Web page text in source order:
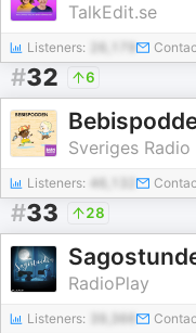
TalkEdit.se
Listeners:
#32 6
Sveriges Radio
Listeners: 46,132
#33 28
RadioPlay
Listeners: